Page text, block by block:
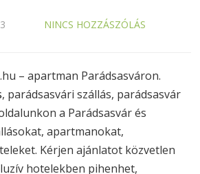
NINCS HOZZÁSZÓLÁS
– apartman Parádsasváron.
, parádsasvári szállás, parádsasvár
a Parádsasvár és
apartmanokat,
Kérjen ajánlatot közvetlen
hotelekben pihenhet,